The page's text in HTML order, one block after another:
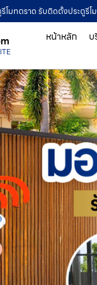
รีโมทตราด รับติดตั้งประตูรี
หน้าหลัก บ